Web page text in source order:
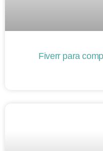
Fiverr para